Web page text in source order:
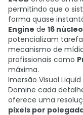
permitindo que o
forma quase
Engine de 16
potencializam
mecanismo de
profissionais como
máxima.
Imersão Visual Liquid
Domine cada
oferece uma
pixels por